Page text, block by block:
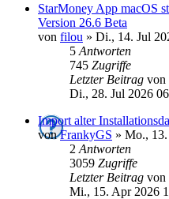
StarMoney App macOS
Version 26.6 Beta
von filou » Di., 14. Jul
5 Antworten
745 Zugriffe
Letzter Beitrag von
Di., 28. Jul 2026
Import alter
vonFrankyGS » Mo.,
2 Antworten
3059 Zugriffe
Letzter Beitrag von
Mi., 15. Apr 2026